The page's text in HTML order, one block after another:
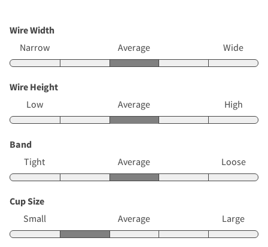
Wire Width
Narrow
Average Wide
Wire Height
Low
Average High
Band
Tight
Average Loose
Cup Size
Small
Average Large